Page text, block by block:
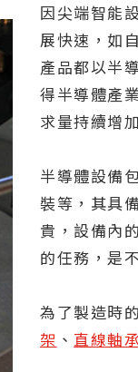
因尖端智能
展快速，如
產品都以半
得半導體產
求量持續增
半導體設備
裝等，其具
貴，設備內
的任務，是
為了製造時
架 、直線軸